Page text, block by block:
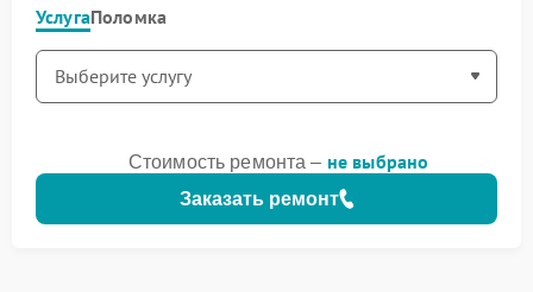
УслугаПоломка
Заказать ремонт
Стоимость ремонта – не выбрано